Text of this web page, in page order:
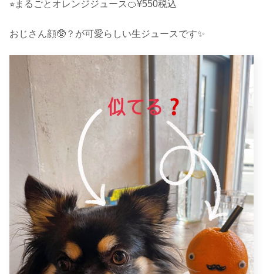
⭐︎まるごとオレンジジュース🍊¥550税込
おじさん顔🥸？が可愛らしい生ジュースです✨